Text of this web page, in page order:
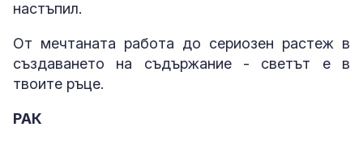
настъпил.
От мечтаната работа до сериозен растеж в
създаването на съдържание - светът е в
твоите ръце.
РАК